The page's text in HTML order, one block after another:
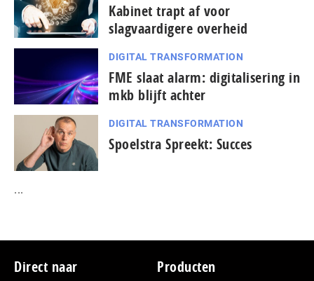
Kabinet trapt af voor
slagvaardigere overheid
DIGITAL TRANSFORMATION
FME slaat alarm: digitalisering in
mkb blijft achter
DIGITAL TRANSFORMATION
Spoelstra Spreekt: Succes
...
Footer
Direct naar Producten